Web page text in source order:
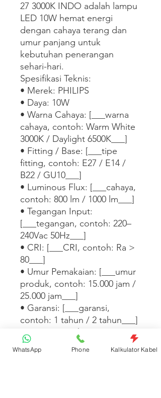
27 3000K INDO adalah lampu
LED 10W hemat energi
dengan cahaya terang dan
umur panjang untuk
kebutuhan penerangan
sehari-hari.
Spesifikasi Teknis:
• Merek: PHILIPS
• Daya: 10W
• Warna Cahaya: [___warna
cahaya, contoh: Warm White
3000K / Daylight 6500K___]
• Fitting / Base: [___tipe
fitting, contoh: E27 / E14 /
B22 / GU10___]
• Luminous Flux: [___cahaya,
contoh: 800 lm / 1000 lm___]
• Tegangan Input:
[___tegangan, contoh: 220–
240Vac 50Hz___]
• CRI: [___CRI, contoh: Ra >
80___]
• Umur Pemakaian: [___umur
produk, contoh: 15.000 jam /
25.000 jam___]
• Garansi: [___garansi,
contoh: 1 tahun / 2 tahun___]
Hemat energi hingga
[___X%___] dibanding lampu
konvensional setara. Cocok
WhatsApp Phone Kalkulator Kabel